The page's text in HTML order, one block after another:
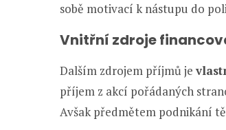
sobě motivací k nástupu do
Vnitřní zdroje
Dalším zdrojem příjmů je
příjem z akcí pořádaných
Avšak předmětem podnikání